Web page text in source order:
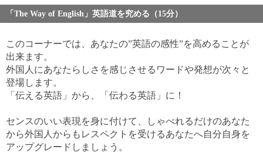
「The Way of English」英語道を究める（15分）
このコーナーでは、あなたの”英語の感性”を高めることが
出来ます。
外国人にあなたらしさを感じさせるワードや発想が次々と
登場します。
「伝える英語」から、「伝わる英語」に！
センスのいい表現を身に付けて、しゃべれるだけのあなた
から外国人からもレスペクトを受けるあなたへ自分自身を
アップグレードしましょう。